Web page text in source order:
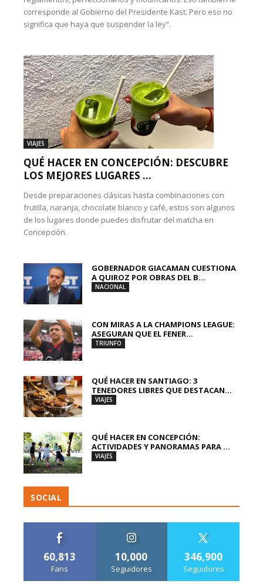
corresponde al Gobierno del Presidente Kast. Pero eso no
significa que haya que suspender la ley”.
VIAJES
QUÉ HACER EN CONCEPCIÓN: DESCUBRE
LOS MEJORES LUGARES ...
Desde preparaciones clásicas hasta combinaciones con
frutilla, naranja, chocolate blanco y café, estos son algunos
de los lugares donde puedes disfrutar del matcha en
Concepción.
GOBERNADOR GIACAMAN CUESTIONA
A QUIROZ POR OBRAS DEL B...
NACIONAL
CON MIRAS A LA CHAMPIONS LEAGUE:
ASEGURAN QUE EL FENER...
TRIUNFO
QUÉ HACER EN SANTIAGO: 3
TENEDORES LIBRES QUE DESTACAN...
VIAJES
QUÉ HACER EN CONCEPCIÓN:
ACTIVIDADES Y PANORAMAS PARA ...
VIAJES
SOCIAL
60,813
Fans
10,000
Seguidores
346,900
Seguidores